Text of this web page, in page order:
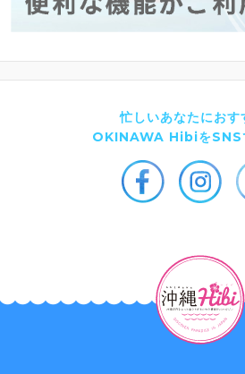
忙しいあなたにお
OKINAWA HibiをSNS